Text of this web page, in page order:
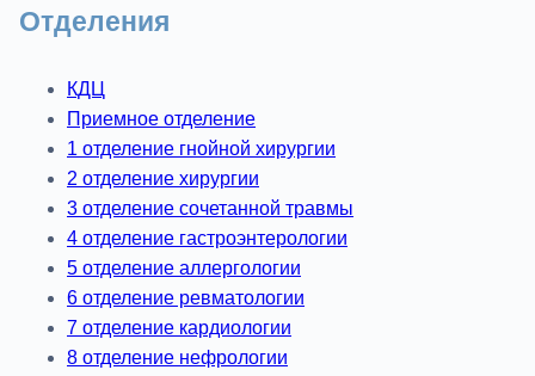
Отделения
КДЦ
Приемное отделение
1 отделение гнойной хирургии
2 отделение хирургии
3 отделение сочетанной травмы
4 отделение гастроэнтерологии
5 отделение аллергологии
6 отделение ревматологии
7 отделение кардиологии
8 отделение нефрологии